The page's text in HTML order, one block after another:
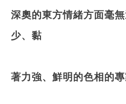
深奧的東方情緒方面毫
少、黏
著力強、鮮明的色相的專